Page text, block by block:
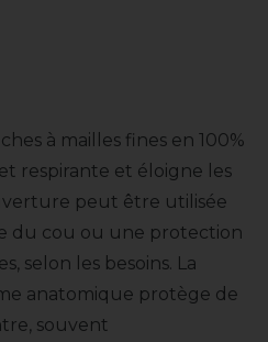
à mailles fines en 100%
respirante et éloigne les
peut être utilisée
du cou ou une protection
selon les besoins. La
anatomique protège de
souvent